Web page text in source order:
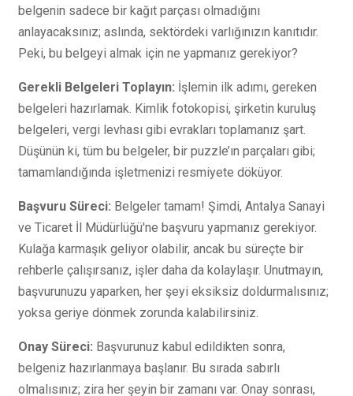
belgenin sadece bir kağıt parçası olmadığını
anlayacaksınız; aslında, sektördeki varlığınızın kanıtıdır.
Peki, bu belgeyi almak için ne yapmanız gerekiyor?
Gerekli Belgeleri Toplayın: İşlemin ilk adımı, gereken
belgeleri hazırlamak. Kimlik fotokopisi, şirketin kuruluş
belgeleri, vergi levhası gibi evrakları toplamanız şart.
Düşünün ki, tüm bu belgeler, bir puzzle’ın parçaları gibi;
tamamlandığında işletmenizi resmiyete döküyor.
Başvuru Süreci: Belgeler tamam! Şimdi, Antalya Sanayi
ve Ticaret İl Müdürlüğü'ne başvuru yapmanız gerekiyor.
Kulağa karmaşık geliyor olabilir, ancak bu süreçte bir
rehberle çalışırsanız, işler daha da kolaylaşır. Unutmayın,
başvurunuzu yaparken, her şeyi eksiksiz doldurmalısınız;
yoksa geriye dönmek zorunda kalabilirsiniz.
Onay Süreci: Başvurunuz kabul edildikten sonra,
belgeniz hazırlanmaya başlanır. Bu sırada sabırlı
olmalısınız; zira her şeyin bir zamanı var. Onay sonrası,